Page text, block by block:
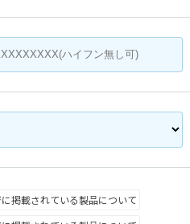
掲載されている製品について